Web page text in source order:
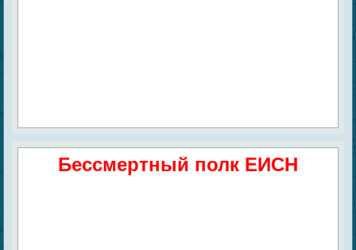
Бессмертный полк ЕИСН